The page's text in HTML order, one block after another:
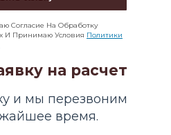
Согласие На Обработку
И Принимаю Условия Политики
на расчет
и мы перезвоним
время.